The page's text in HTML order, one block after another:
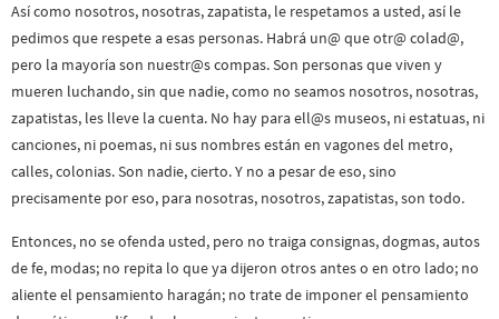
Así como nosotros, nosotras, zapatista, le respetamos a usted, así le
pedimos que respete a esas personas. Habrá un@ que otr@ colad@,
pero la mayoría son nuestr@s compas. Son personas que viven y
mueren luchando, sin que nadie, como no seamos nosotros, nosotras,
zapatistas, les lleve la cuenta. No hay para ell@s museos, ni estatuas, ni
canciones, ni poemas, ni sus nombres están en vagones del metro,
calles, colonias. Son nadie, cierto. Y no a pesar de eso, sino
precisamente por eso, para nosotras, nosotros, zapatistas, son todo.
Entonces, no se ofenda usted, pero no traiga consignas, dogmas, autos
de fe, modas; no repita lo que ya dijeron otros antes o en otro lado; no
aliente el pensamiento haragán; no trate de imponer el pensamiento